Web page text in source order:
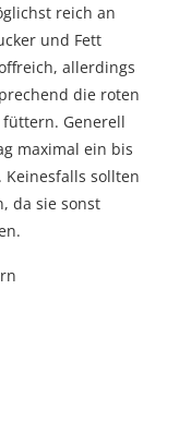
reich an
und Fett
allerdings
die roten
Generell
maximal ein bis
Keinesfalls sollten
da sie sonst